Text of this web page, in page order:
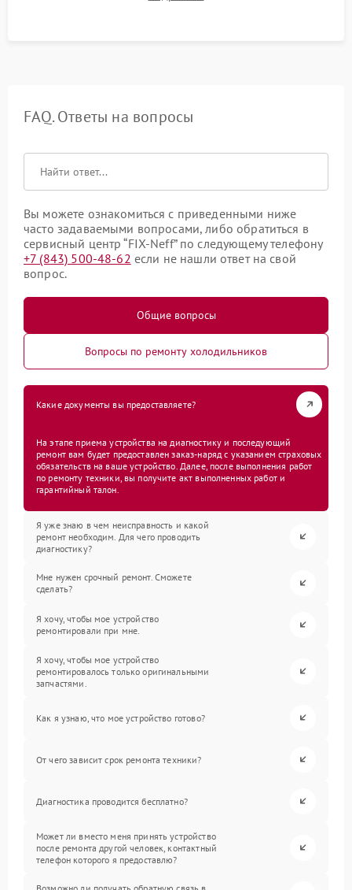
FAQ. Ответы на вопросы
Вы можете ознакомиться с приведенными ниже
часто задаваемыми вопросами, либо обратиться в
сервисный центр “FIX-Neff” по следующему телефону
+7 (843) 500-48-62 если не нашли ответ на свой
вопрос.
Общие вопросы
Вопросы по ремонту холодильников
Какие документы вы предоставляете?
На этапе приема устройства на диагностику и последующий
ремонт вам будет предоставлен заказ-наряд с указанием страховых
обязательств на ваше устройство. Далее, после выполнения работ
по ремонту техники, вы получите акт выполненных работ и
гарантийный талон.
Я уже знаю в чем неисправность и какой
ремонт необходим. Для чего проводить
диагностику?
Мне нужен срочный ремонт. Сможете
сделать?
Я хочу, чтобы мое устройство
ремонтировали при мне.
Я хочу, чтобы мое устройство
ремонтировалось только оригинальными
запчастями.
Как я узнаю, что мое устройство готово?
От чего зависит срок ремонта техники?
Диагностика проводится бесплатно?
Может ли вместо меня принять устройство
после ремонта другой человек, контактный
телефон которого я предоставлю?